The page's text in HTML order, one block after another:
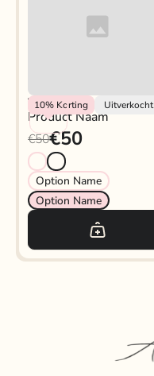
10% Korting Uitverkocht
Vendor
Product Naam
€50€50
Option Name
Option Name